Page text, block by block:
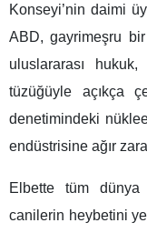
Konseyi’nin daimi
ABD, gayrimeşru bir
uluslararası
tüzüğüyle açıkça
denetimindeki
endüstrisine ağır
Elbette tüm
canilerin heybetini